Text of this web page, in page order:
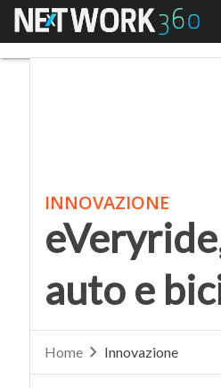
Menu
INNOVAZIONE
auto e
Home Innovazione